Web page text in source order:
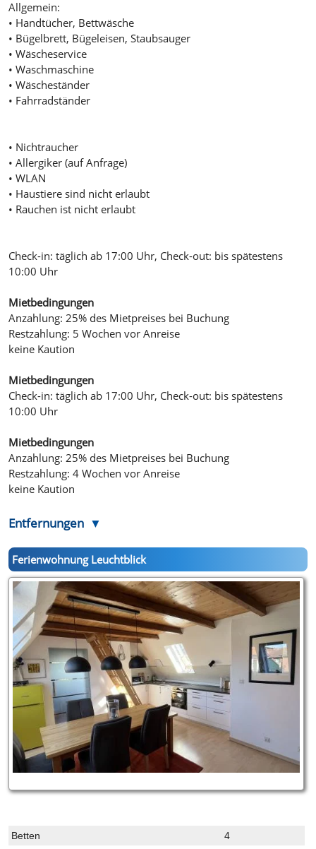
Allgemein:
• Handtücher, Bettwäsche
• Bügelbrett, Bügeleisen, Staubsauger
• Wäscheservice
• Waschmaschine
• Wäscheständer
• Fahrradständer
• Nichtraucher
• Allergiker (auf Anfrage)
• WLAN
• Haustiere sind nicht erlaubt
• Rauchen ist nicht erlaubt
Check-in: täglich ab 17:00 Uhr, Check-out: bis spätestens
10:00 Uhr
Mietbedingungen
Anzahlung: 25% des Mietpreises bei Buchung
Restzahlung: 5 Wochen vor Anreise
keine Kaution
Mietbedingungen
Check-in: täglich ab 17:00 Uhr, Check-out: bis spätestens
10:00 Uhr
Mietbedingungen
Anzahlung: 25% des Mietpreises bei Buchung
Restzahlung: 4 Wochen vor Anreise
keine Kaution
Entfernungen
Ferienwohnung Leuchtblick
Betten
4